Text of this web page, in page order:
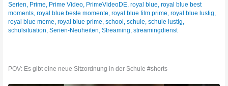
Serien, Prime, Prime Video, PrimeVideoDE,royal blue,royal blue best
moments,royal blue beste momente,royal blue film prime,royal blue lustig,
royal blue meme,royal blue prime,school,schule,schule lustig,
schulsituation,Serien-Neuheiten,Streaming,streamingdienst
POV: Es gibt eine neue Sitzordnung in der Schule #shorts